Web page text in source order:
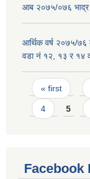
आब २०७५/०७६ भाद्र
आर्थिक वर्ष २०७५/७६
वडा नं १२, १३ र १४
Pages
« first
4 5
Facebook